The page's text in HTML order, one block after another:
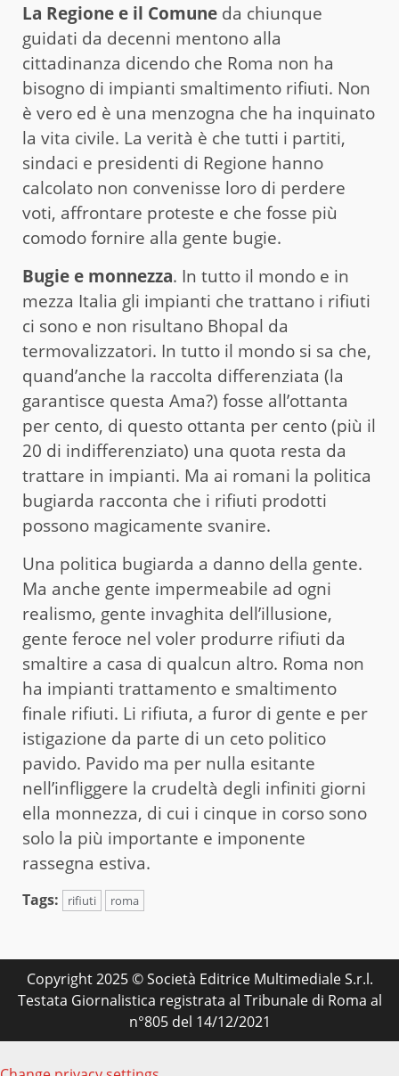
La Regione e il Comune da chiunque
guidati da decenni mentono alla
cittadinanza dicendo che Roma non ha
bisogno di impianti smaltimento rifiuti. Non
è vero ed è una menzogna che ha inquinato
la vita civile. La verità è che tutti i partiti,
sindaci e presidenti di Regione hanno
calcolato non convenisse loro di perdere
voti, affrontare proteste e che fosse più
comodo fornire alla gente bugie.
Bugie e monnezza. In tutto il mondo e in
mezza Italia gli impianti che trattano i rifiuti
ci sono e non risultano Bhopal da
termovalizzatori. In tutto il mondo si sa che,
quand’anche la raccolta differenziata (la
garantisce questa Ama?) fosse all’ottanta
per cento, di questo ottanta per cento (più il
20 di indifferenziato) una quota resta da
trattare in impianti. Ma ai romani la politica
bugiarda racconta che i rifiuti prodotti
possono magicamente svanire.
Una politica bugiarda a danno della gente.
Ma anche gente impermeabile ad ogni
realismo, gente invaghita dell’illusione,
gente feroce nel voler produrre rifiuti da
smaltire a casa di qualcun altro. Roma non
ha impianti trattamento e smaltimento
finale rifiuti. Li rifiuta, a furor di gente e per
istigazione da parte di un ceto politico
pavido. Pavido ma per nulla esitante
nell’infliggere la crudeltà degli infiniti giorni
ella monnezza, di cui i cinque in corso sono
solo la più importante e imponente
rassegna estiva.
Tags: rifiuti roma
Copyright 2025 © Società Editrice Multimediale S.r.l.
Testata Giornalistica registrata al Tribunale di Roma al
n°805 del 14/12/2021